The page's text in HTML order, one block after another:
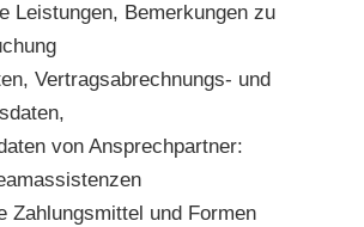
Leistungen, Bemerkungen zu
Vertragsabrechnungs- und
von Ansprechpartner:
Zahlungsmittel und Formen